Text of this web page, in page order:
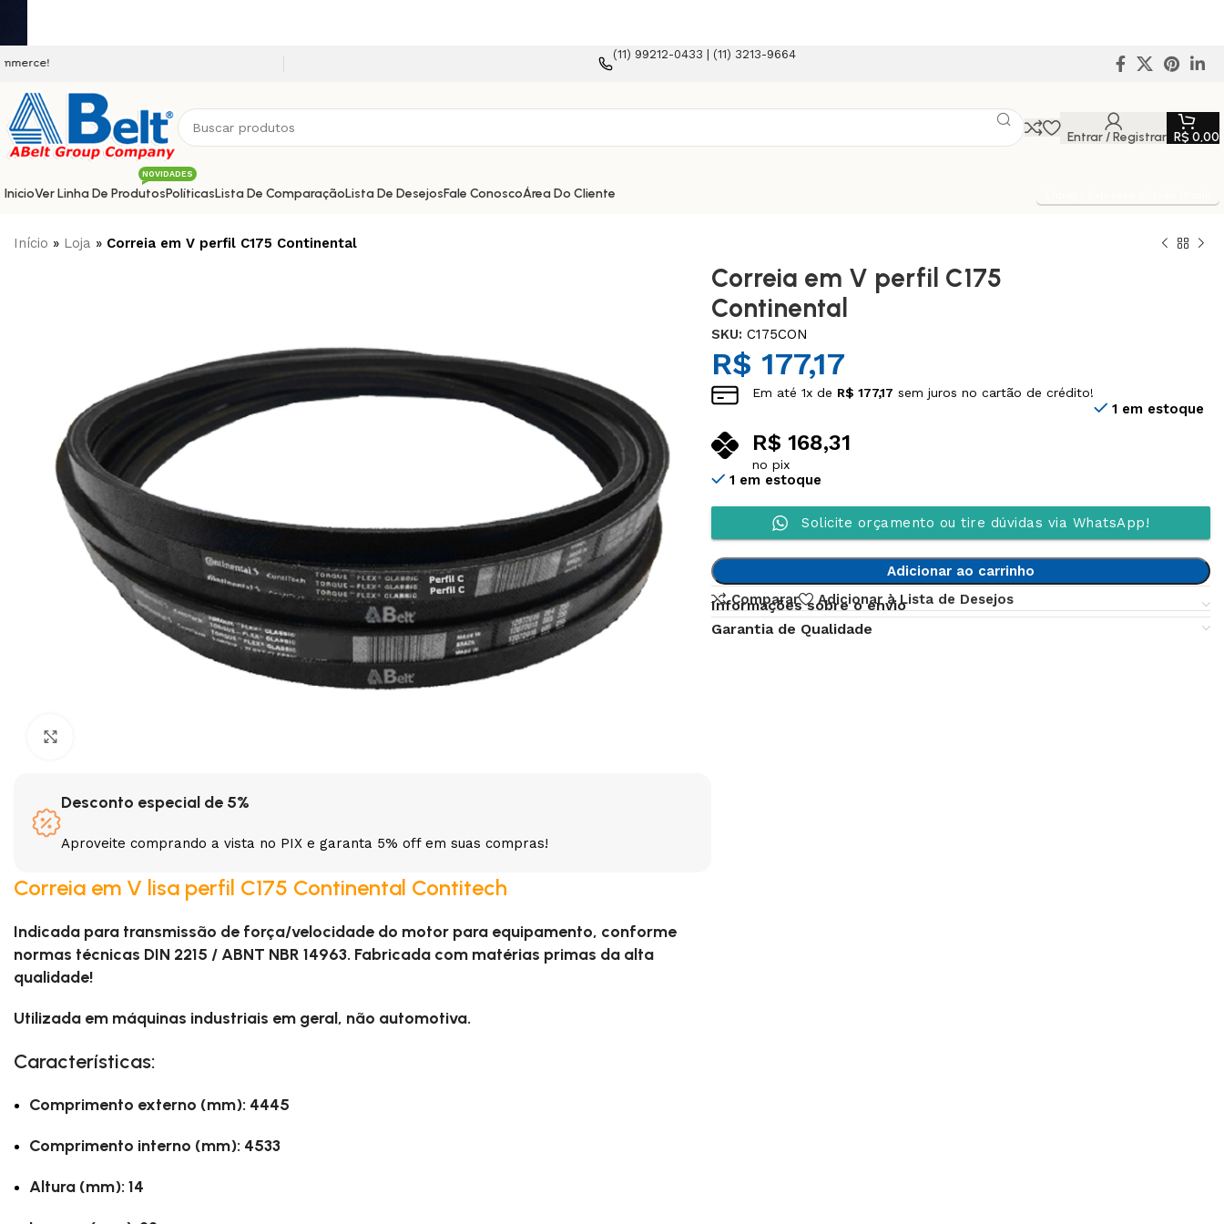
(11) 99212-0433 | (11) 3213-9664
Entrar / Registrar R$ 0,00
InicioVer Linha De Produtos
NOVIDADES
3L 3VX 5V
A AX B
CX D PJ PJ
XPA
PolíticasLista De ComparaçãoLista De DesejosFale ConoscoÁrea Do Cliente
Início » Loja » Correia em V perfil C175 Continental
Desconto especial de 5%
Aproveite comprando a vista no PIX e garanta 5% off em suas compras!
Correia em V lisa perfil C175 Continental Contitech
Indicada para transmissão de força/velocidade do motor para equipamento, conforme
normas técnicas DIN 2215 / ABNT NBR 14963. Fabricada com matérias primas da alta
qualidade!
Utilizada em máquinas industriais em geral, não automotiva.
Características:
Comprimento externo (mm): 4445
Comprimento interno (mm): 4533
Altura (mm): 14
Correia em V perfil C175
Continental
SKU:C175CON
R$ 177,17
Em até1x de R$ 177,17 sem juros no cartão de crédito!
R$ 168,31
no pix
1 em estoque
1 em estoque
Solicite orçamento ou tire dúvidas via WhatsApp!
Adicionar ao carrinho
Comparar
Adicionar à Lista de Desejos
Informações sobre o envio
Garantia de Qualidade